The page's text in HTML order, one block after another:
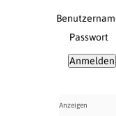
Passwort